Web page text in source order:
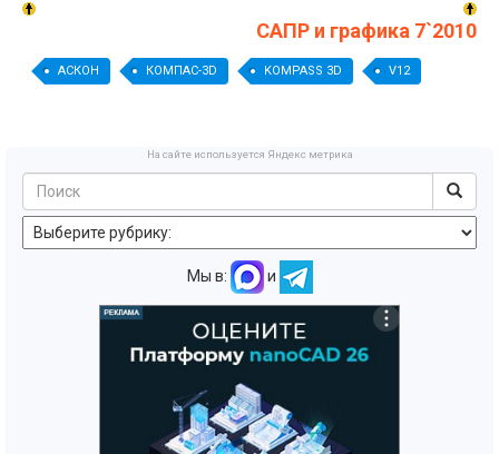
САПР и графика 7`2010
АСКОН КОМПАС-3D KOMPASS 3D V12
На сайте используется Яндекс метрика
Мы в: и